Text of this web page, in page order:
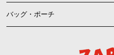
バッグ・ポーチ